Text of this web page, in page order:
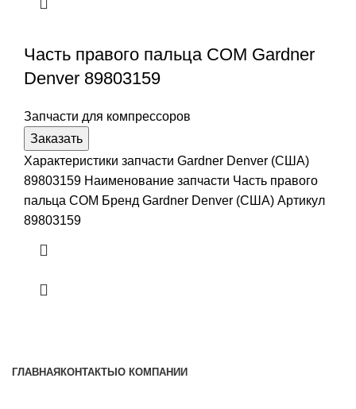
Часть правого пальца COM Gardner
Denver 89803159
Запчасти для компрессоров
Заказать
Характеристики запчасти Gardner Denver (США)
89803159 Наименование запчасти Часть правого
пальца COM Бренд Gardner Denver (США) Артикул
89803159
ГЛАВНАЯ КОНТАКТЫ О КОМПАНИИ